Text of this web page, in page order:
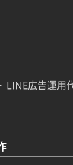
LINE広告運用